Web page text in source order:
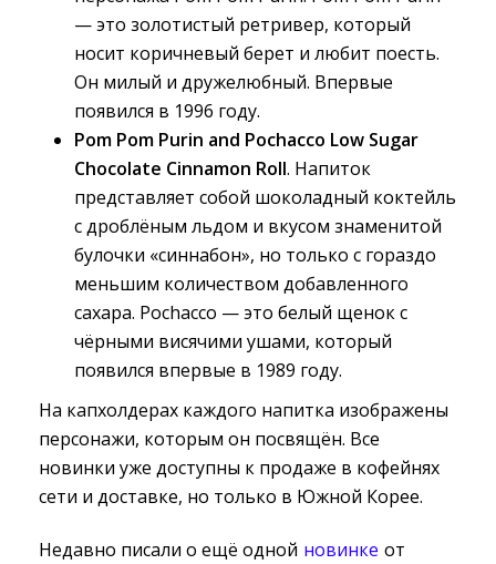
— это золотистый ретривер, который
носит коричневый берет и любит поесть.
Он милый и дружелюбный. Впервые
появился в 1996 году.
Pom Pom Purin and Pochacco Low Sugar
Chocolate Cinnamon Roll. Напиток
представляет собой шоколадный коктейль
с дроблёным льдом и вкусом знаменитой
булочки «синнабон», но только с гораздо
меньшим количеством добавленного
сахара. Pochacco — это белый щенок с
чёрными висячими ушами, который
появился впервые в 1989 году.
На капхолдерах каждого напитка изображены
персонажи, которым он посвящён. Все
новинки уже доступны к продаже в кофейнях
сети и доставке, но только в Южной Корее.
Недавно писали о ещё одной новинке от